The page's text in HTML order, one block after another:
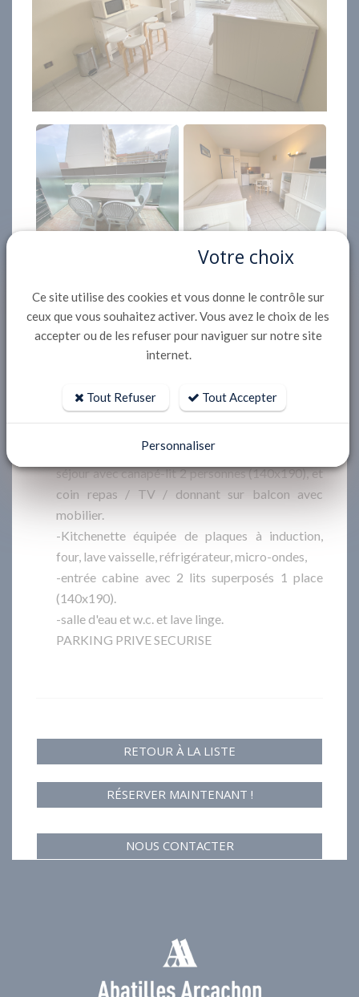
Description
et 300m de la plage,
d'une résidence comprenant:
séjour avec canapé-lit 2 personnes (140x190), et
coin repas / TV / donnant sur balcon avec
mobilier.
-Kitchenette équipée de plaques à induction,
four, lave vaisselle, réfrigérateur, micro-ondes,
-entrée cabine avec 2 lits superposés 1 place
(140x190).
-salle d'eau et w.c. et lave linge.
PARKING PRIVE SECURISE
RETOUR À LA LISTE
RÉSERVER MAINTENANT !
NOUS CONTACTER
Votre choix
Ce site utilise des cookies et vous donne le contrôle sur
ceux que vous souhaitez activer. Vous avez le choix de les
accepter ou de les refuser pour naviguer sur notre site
internet.
Tout Refuser Tout Accepter
Personnaliser